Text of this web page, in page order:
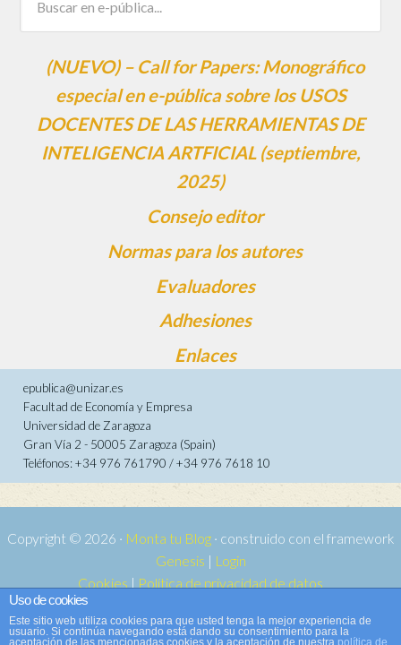
(NUEVO) – Call for Papers: Monográfico
especial en e-pública sobre los USOS
DOCENTES DE LAS HERRAMIENTAS DE
INTELIGENCIA ARTFICIAL (septiembre,
2025)
Consejo editor
Normas para los autores
Evaluadores
Adhesiones
Enlaces
epublica@unizar.es
Facultad de Economía y Empresa
Universidad de Zaragoza
Gran Vía 2 - 50005 Zaragoza (Spain)
Teléfonos: +34 976 761790 / +34 976 7618 10
Copyright © 2026 · Monta tu Blog· construido con el framework
Genesis | Login
Cookies | Política de privacidad de datos
Copyright © 2026 ·
WordPress·Acceder
Uso de cookies
Este sitio web utiliza cookies para que usted tenga la mejor experiencia de
usuario. Si continúa navegando está dando su consentimiento para la
aceptación de las mencionadas cookies y la aceptación de nuestra política de